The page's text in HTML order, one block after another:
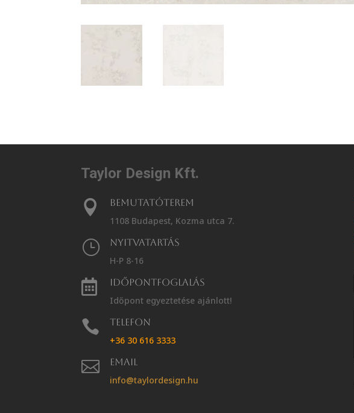
Taylor Design Kft.

Bemutatóterem
1108 Budapest, Kozma utca 7.
}
Nyitvatartás
H-P 8-16

Időpontfoglalás
Időpont egyeztetése ajánlott!

Telefon
+36 30 616 3333

Email
info@taylordesign.hu